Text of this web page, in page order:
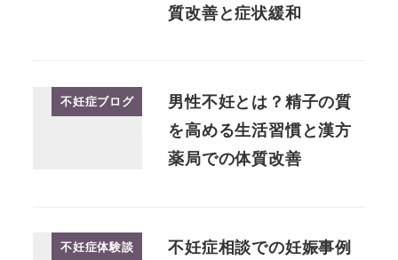
質改善と症状緩和
不妊症ブログ
男性不妊とは？精子の質
を高める生活習慣と漢方
薬局での体質改善
不妊症体験談
不妊症相談での妊娠事例